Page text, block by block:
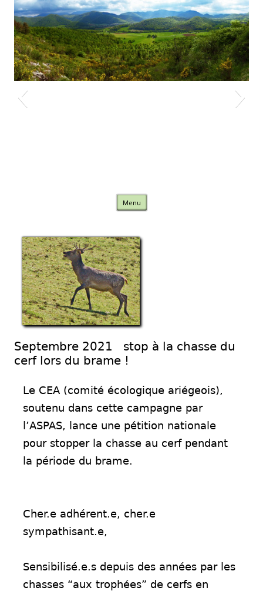
Nature Comminges
Menu Skip to content
Septembre 2021 stop à la chasse du
cerf lors du brame !
Le CEA (comité écologique ariégeois),
soutenu dans cette campagne par
l’ASPAS, lance une pétition nationale
pour stopper la chasse au cerf pendant
la période du brame.
Cher.e adhérent.e, cher.e
sympathisant.e,
Sensibilisé.e.s depuis des années par les
chasses “aux trophées” de cerfs en